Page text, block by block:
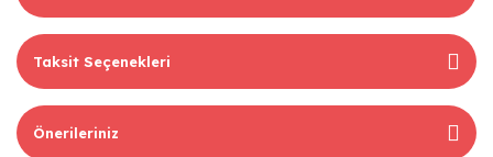
Taksit Seçenekleri
Önerileriniz